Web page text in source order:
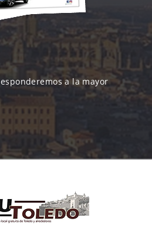
a la mayor